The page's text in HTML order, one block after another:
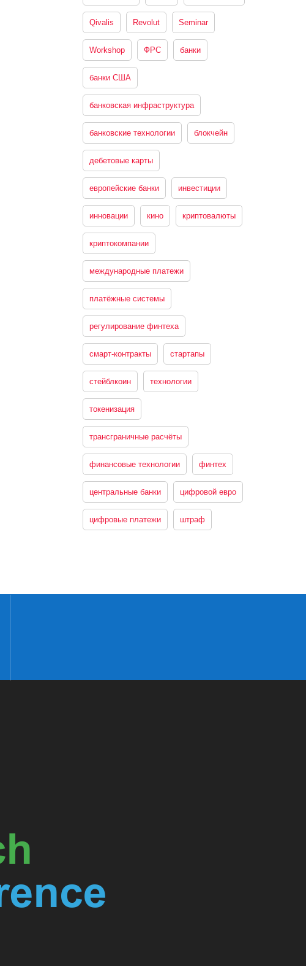
Qivalis Revolut Seminar
Workshop ФРС банки
банки США
банковская инфраструктура
банковские технологии блокчейн
дебетовые карты
европейские банки инвестиции
инновации кино криптовалюты
криптокомпании
международные платежи
платёжные системы
регулирование финтеха
смарт-контракты стартапы
стейблкоин технологии
токенизация
трансграничные расчёты
финансовые технологии финтех
центральные банки цифровой евро
цифровые платежи штраф